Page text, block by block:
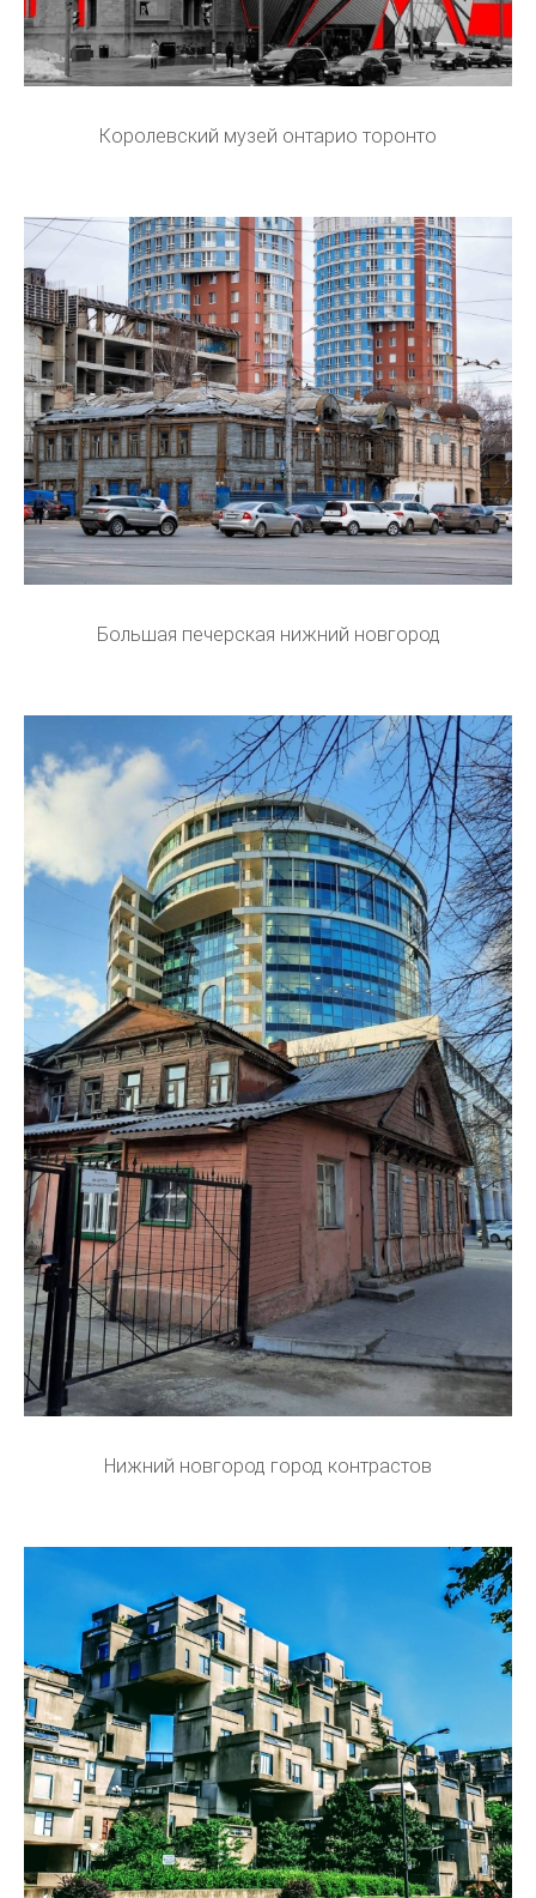
Королевский музей онтарио торонто
Большая печерская нижний новгород
Нижний новгород город контрастов